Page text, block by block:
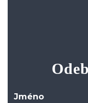
Jméno